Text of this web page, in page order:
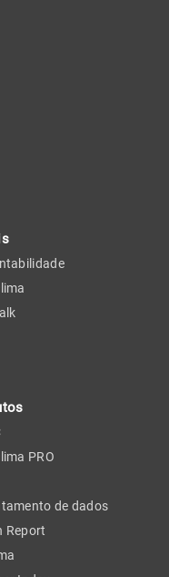
PRO
de dados
Report